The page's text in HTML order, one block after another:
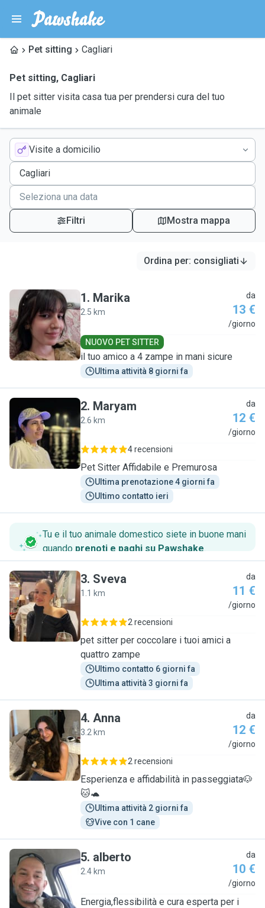
Pet sitting Cagliari
Pet sitting, Cagliari
Il pet sitter visita casa tua per prendersi cura del tuo
animale
Visite a domicilio
Filtri Mostra mappa
Ordina per: consigliati
M
1. Marika
2.5 km
da
13 €
/giorno
NUOVO PET SITTER
il tuo amico a 4 zampe in mani sicure
Ultima attività 8 giorni fa
M
2. Maryam
2.6 km
da
12 €
/giorno
4 recensioni
Pet Sitter Affidabile e Premurosa
Ultima prenotazione 4 giorni fa
Ultimo contatto ieri
Tu e il tuo animale domestico siete in buone mani
quando prenoti e paghi su Pawshake.
S
3. Sveva
1.1 km
da
11 €
/giorno
2 recensioni
pet sitter per coccolare i tuoi amici a
quattro zampe
Ultimo contatto 6 giorni fa
Ultima attività 3 giorni fa
A
4. Anna
3.2 km
da
12 €
/giorno
2 recensioni
Esperienza e affidabilità in passeggiata🐶
🐱🐢
Ultima attività 2 giorni fa
Vive con 1 cane
A
5. alberto
2.4 km
da
10 €
/giorno
Energia,flessibilità e cura esperta per i